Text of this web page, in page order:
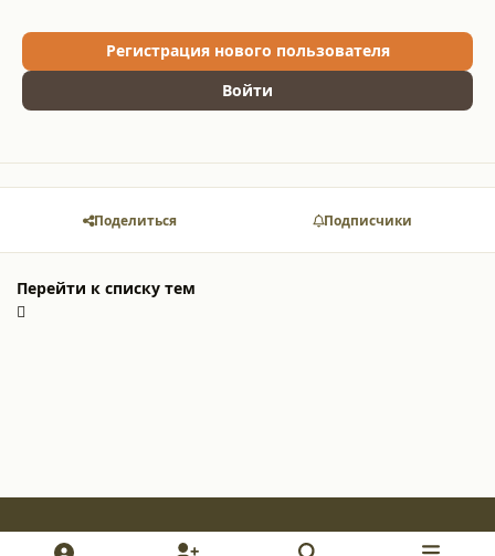
Регистрация нового пользователя
Войти
Поделиться Подписчики
Перейти к списку тем